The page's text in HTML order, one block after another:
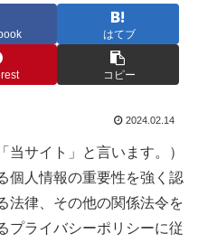
はてブ
コピー
2024.02.14
当サイト」と言います。）
個人情報の重要性を強く認
法律、その他の関係法令を
プライバシーポリシーに従